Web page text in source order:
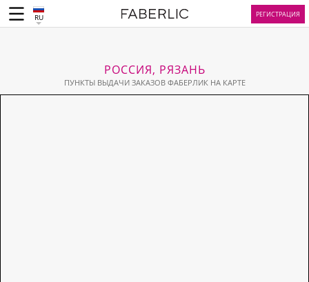
RU РЕГИСТРАЦИЯ
РОССИЯ, РЯЗАНЬ
ПУНКТЫ ВЫДАЧИ ЗАКАЗОВ ФАБЕРЛИК НА КАРТЕ